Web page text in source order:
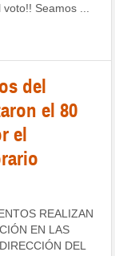
Seamos ...
del
el 80
el
REALIZAN
EN LAS
DEL